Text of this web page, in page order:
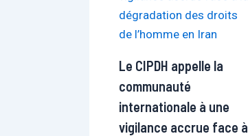
Le CIPDH appelle la
communauté
internationale à une
vigilance accrue face à